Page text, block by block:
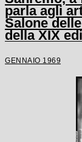
parla agli
Salone
della XIX
GENNAIO 1969